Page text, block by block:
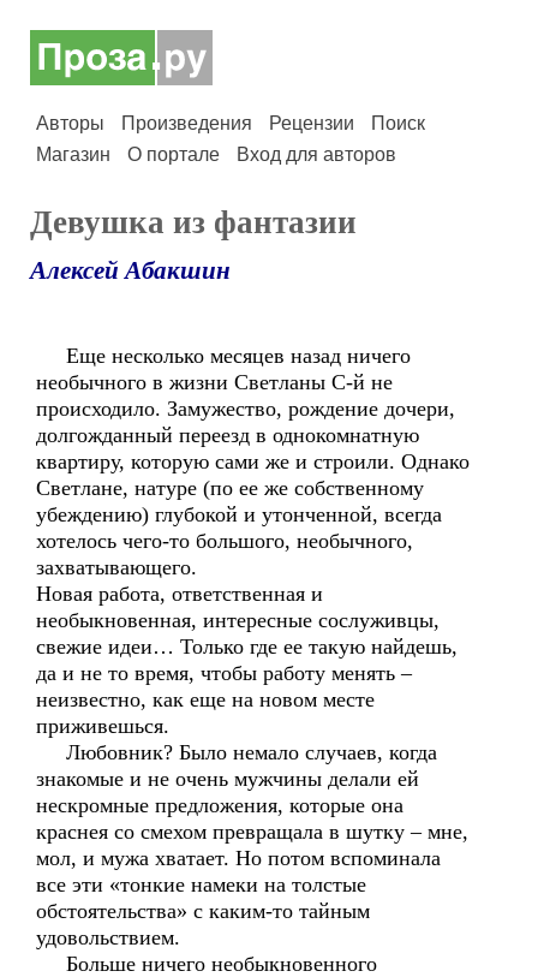
Авторы Произведения Рецензии
Поиск
Магазин
О портале Вход для авторов
Девушка из фантазии
Алексей Абакшин
Еще несколько месяцев назад ничего
необычного в жизни Светланы С-й не
происходило. Замужество, рождение дочери,
долгожданный переезд в однокомнатную
квартиру, которую сами же и строили. Однако
Светлане, натуре (по ее же собственному
убеждению) глубокой и утонченной, всегда
хотелось чего-то большого, необычного,
захватывающего.
Новая работа, ответственная и
необыкновенная, интересные сослуживцы,
свежие идеи… Только где ее такую найдешь,
да и не то время, чтобы работу менять –
неизвестно, как еще на новом месте
приживешься.
Любовник? Было немало случаев, когда
знакомые и не очень мужчины делали ей
нескромные предложения, которые она
краснея со смехом превращала в шутку – мне,
мол, и мужа хватает. Но потом вспоминала
все эти «тонкие намеки на толстые
обстоятельства» с каким-то тайным
удовольствием.
Больше ничего необыкновенного